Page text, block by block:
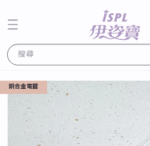
搜尋
銅合金電鍍